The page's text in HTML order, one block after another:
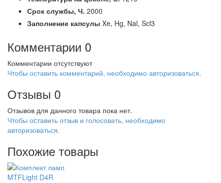
Срок службы, Ч. 2000
Заполнение капсулы Xe, Hg, Nal, Scl3
Комментарии 0
Комментарии отсутствуют
Чтобы оставить комментарий, необходимо авторизоваться.
Отзывы 0
Отзывов для данного товара пока нет.
Чтобы оcтавить отзыв и голосовать, необходимо
авторизоваться.
Похожие товары